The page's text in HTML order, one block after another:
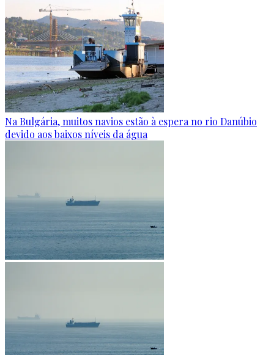
Na Bulgária, muitos navios estão à espera no rio Danúbio
devido aos baixos níveis da água